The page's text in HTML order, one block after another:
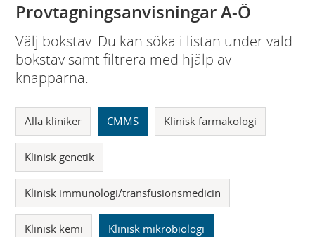
Provtagningsanvisningar A-Ö
Välj bokstav. Du kan söka i listan under vald
bokstav samt filtrera med hjälp av
knapparna.
Alla kliniker CMMS Klinisk farmakologi
Klinisk genetik
Klinisk immunologi/transfusionsmedicin
Klinisk kemi Klinisk mikrobiologi